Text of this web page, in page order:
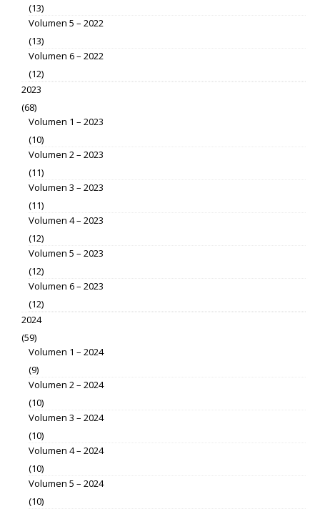
(13)
Volumen 5 – 2022
(13)
Volumen 6 – 2022
(12)
2023
(68)
Volumen 1 – 2023
(10)
Volumen 2 – 2023
(11)
Volumen 3 – 2023
(11)
Volumen 4 – 2023
(12)
Volumen 5 – 2023
(12)
Volumen 6 – 2023
(12)
2024
(59)
Volumen 1 – 2024
(9)
Volumen 2 – 2024
(10)
Volumen 3 – 2024
(10)
Volumen 4 – 2024
(10)
Volumen 5 – 2024
(10)